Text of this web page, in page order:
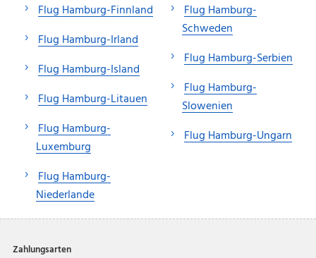
Flug Hamburg-Finnland
Flug Hamburg-Irland
Flug Hamburg-Island
Flug Hamburg-Litauen
Flug Hamburg-
Luxemburg
Flug Hamburg-
Niederlande
Flug Hamburg-
Schweden
Flug Hamburg-Serbien
Flug Hamburg-
Slowenien
Flug Hamburg-Ungarn